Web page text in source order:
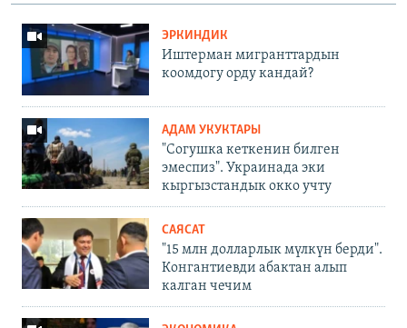
ЭРКИНДИК
Иштерман мигранттардын
коомдогу орду кандай?
АДАМ УКУКТАРЫ
"Согушка кеткенин билген
эмеспиз". Украинада эки
кыргызстандык окко учту
САЯСАТ
"15 млн долларлык мүлкүн берди".
Конгантиевди абактан алып
калган чечим